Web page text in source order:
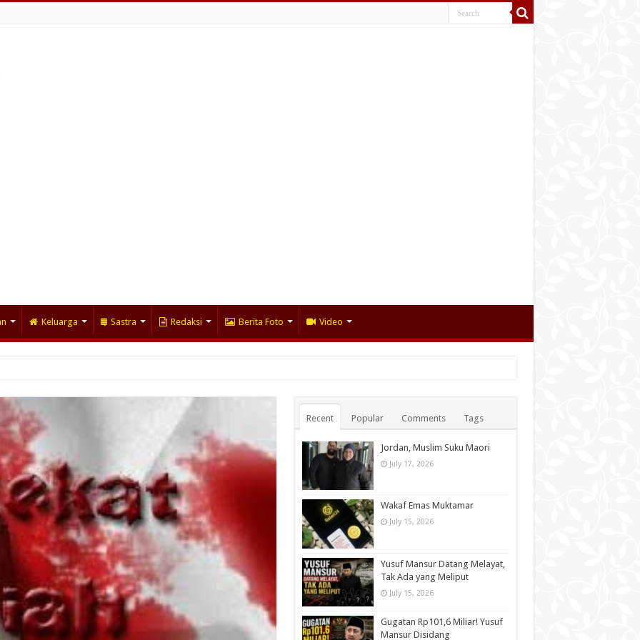
Keluarga Sastra Redaksi Berita Foto Video
Recent Popular Comments Tags
Jordan, Muslim Suku Maori
July 17, 2026
Wakaf Emas Muktamar
July 15, 2026
Yusuf Mansur Datang Melayat,
Tak Ada yang Meliput
July 15, 2026
Gugatan Rp101,6 Miliar! Yusuf
Mansur Disidang